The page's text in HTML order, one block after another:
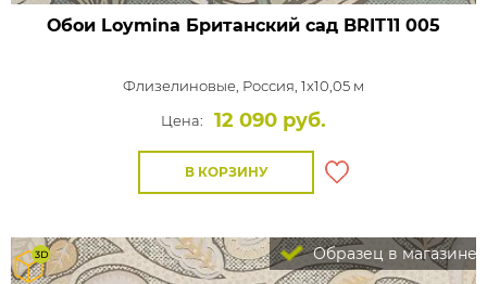
Обои Loymina Британский сад BRIT11 005
Флизелиновые, Россия, 1x10,05 м
Цена:
12 090 руб.
В КОРЗИНУ
Образец в магазине